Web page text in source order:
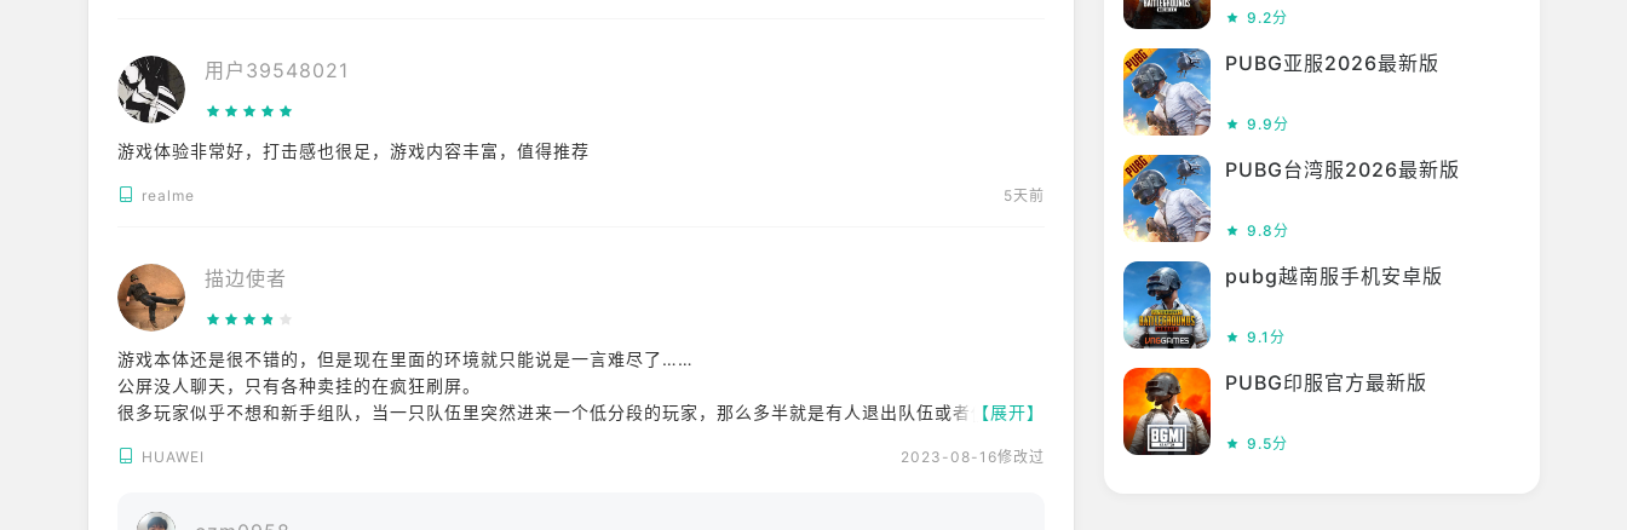
用户39548021
游戏体验非常好，打击感也很足，游戏内容丰富，值得推荐
realme 5天前
描边使者
游戏本体还是很不错的，但是现在里面的环境就只能说是一言难尽了……
公屏没人聊天，只有各种卖挂的在疯狂刷屏。
很多玩家似乎不想和新手组队，当一只队伍里突然进来一个低分段的玩家，那么多半就是有人退出队伍或者低段玩家
【展开】
HUAWEI 2023-08-16修改过
9.2分
PUBG亚服2026最新版
9.9分
PUBG台湾服2026最新版
9.8分
pubg越南服手机安卓版
9.1分
PUBG印服官方最新版
9.5分